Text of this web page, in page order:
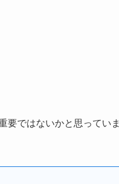
要ではないかと思っていま